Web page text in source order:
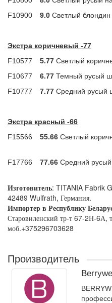
F10900
9.0 Светлый блондин
Экстра коричневый -77
F10577
5.77 Светлый
F10677
6.77 Темный русый
F10777
7.77 Средний русый
Экстра красный -66
F15566
55.66 Светлый
F17766 77.66 Средний
Изготовитель: TITANIA Fabrik
42489 Wulfrath, Германия.
Импортер в Республику
Старовиленский тр-т 67-2Н-6А,
моб.+375296703628
Производитель